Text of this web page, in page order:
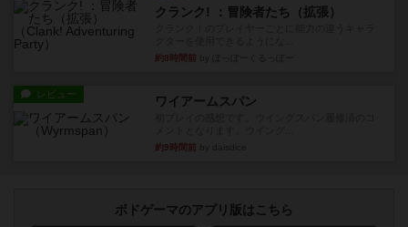
クランク! ：冒険者たち（拡張）
約8時間前
レビュー ワイアームスパン
約9時間前
ボドゲーマのアプリ版はこちら